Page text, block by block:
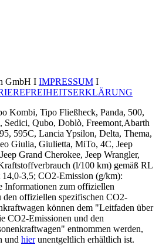
GmbH I IMPRESSUM I
Kombi, Tipo Fließheck, Panda, 500,
Sedici, Qubo, Doblò, Freemont,Abarth
595C, Lancia Ypsilon, Delta, Thema,
Giulia, Giulietta, MiTo, 4C, Jeep
Grand Cherokee, Jeep Wrangler,
(l/100 km) gemäß RL
3,5; CO2-Emission (g/km):
Informationen zum offiziellen
offiziellen spezifischen CO2-
können dem "Leitfaden über
CO2-Emissionen und den
entnommen werden,
und hierunentgeltlich erhältlich ist.